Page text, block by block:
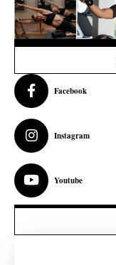
Facebook
Instagram
Youtube